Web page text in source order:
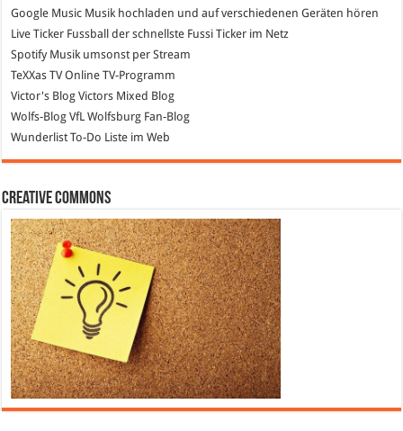
Google Music Musik hochladen und auf verschiedenen Geräten hören
Live Ticker Fussball
der schnellste Fussi Ticker im Netz
SpotifyMusik umsonst per Stream
TeXXas TVOnline TV-Programm
Victor's Blog Victors Mixed Blog
Wolfs-Blog VfL Wolfsburg Fan-Blog
WunderlistTo-Do Liste im Web
Creative Commons